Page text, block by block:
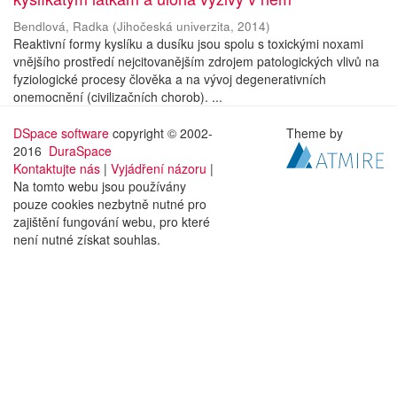
Bendlová, Radka (Jihočeská univerzita, 2014)
Reaktivní formy kyslíku a dusíku jsou spolu s toxickými noxami
vnějšího prostředí nejcitovanějším zdrojem patologických vlivů na
fyziologické procesy člověka a na vývoj degenerativních
onemocnění (civilizačních chorob). ...
DSpace software copyright © 2002-
2016 DuraSpace
Kontaktujte nás | Vyjádření názoru |
Na tomto webu jsou používány
pouze cookies nezbytně nutné pro
zajištění fungování webu, pro které
není nutné získat souhlas.
Theme by